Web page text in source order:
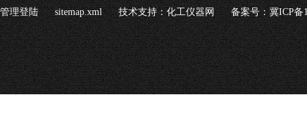
管理登陆 sitemap.xml 技术支持：化工仪器网 备案号：冀ICP备